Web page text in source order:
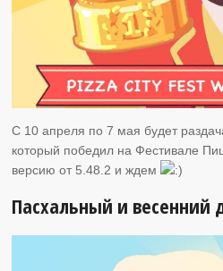
C 10 апреля по 7 мая будет
который победил на Фестивале
версию от 5.48.2 и ждем
Пасхальный и весенний